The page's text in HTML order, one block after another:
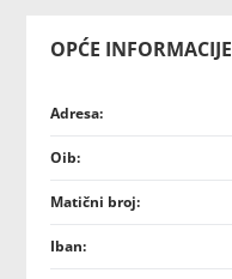
OPĆE INFORMACIJE
Adresa:
Oib:
Matični broj:
Iban: